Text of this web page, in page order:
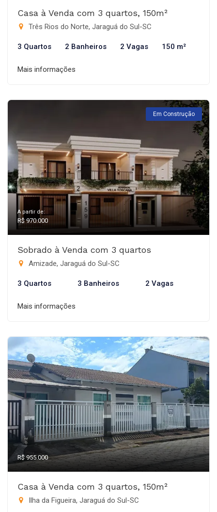
Casa à Venda com 3 quartos, 150m²
Três Rios do Norte, Jaraguá do Sul-SC
3 Quartos 2 Banheiros 2 Vagas 150 m²
Mais informações
Em Construção
A partir de:
R$ 970.000
Sobrado à Venda com 3 quartos
Amizade, Jaraguá do Sul-SC
3 Quartos 3 Banheiros 2 Vagas
Mais informações
R$ 955.000
Casa à Venda com 3 quartos, 150m²
Ilha da Figueira, Jaraguá do Sul-SC